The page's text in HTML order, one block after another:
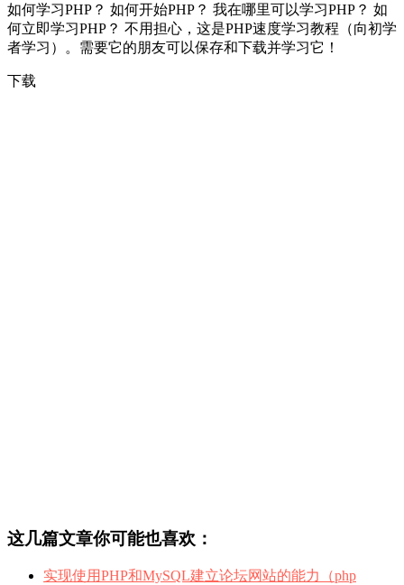
如何学习PHP？ 如何开始PHP？ 我在哪里可以学习PHP？ 如
何立即学习PHP？ 不用担心，这是PHP速度学习教程（向初学
者学习）。需要它的朋友可以保存和下载并学习它！
下载
这几篇文章你可能也喜欢：
实现使用PHP和MySQL建立论坛网站的能力（php